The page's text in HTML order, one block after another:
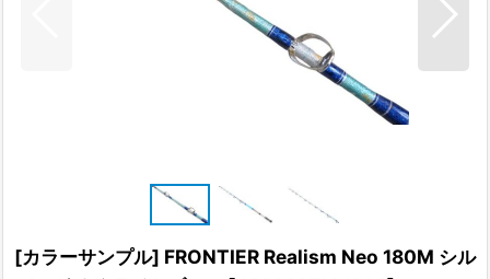
[カラーサンプル] FRONTIER Realism Neo 180M シル